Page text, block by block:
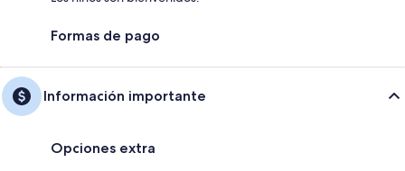
Formas de pago
Información importante
Opciones extra